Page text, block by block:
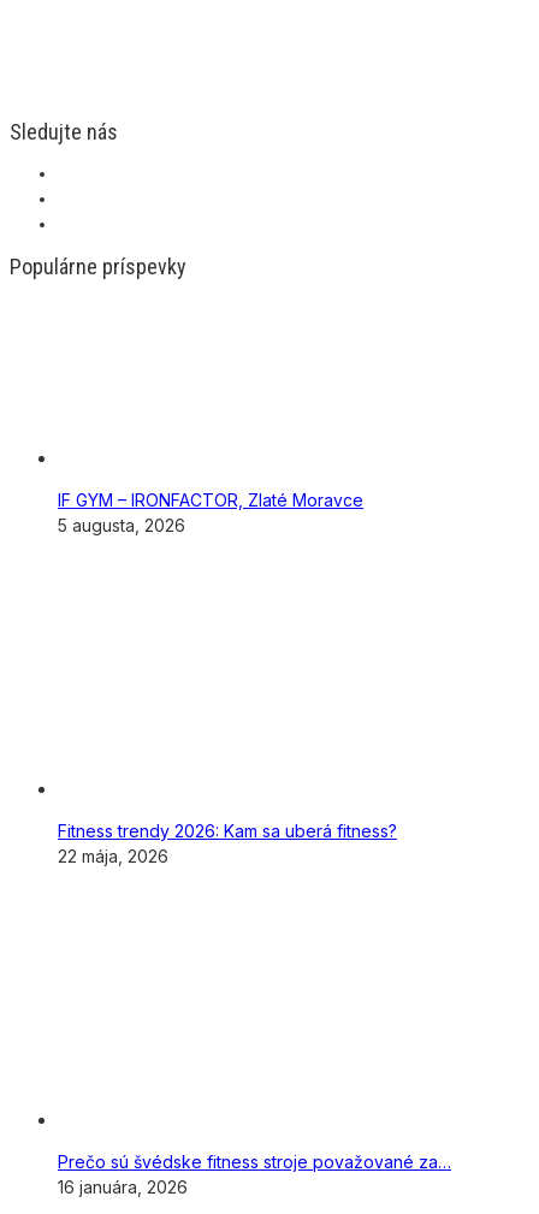
Sledujte nás
Populárne príspevky
IF GYM – IRONFACTOR, Zlaté Moravce
5 augusta, 2026
Fitness trendy 2026: Kam sa uberá fitness?
22 mája, 2026
Prečo sú švédske fitness stroje považované za…
16 januára, 2026